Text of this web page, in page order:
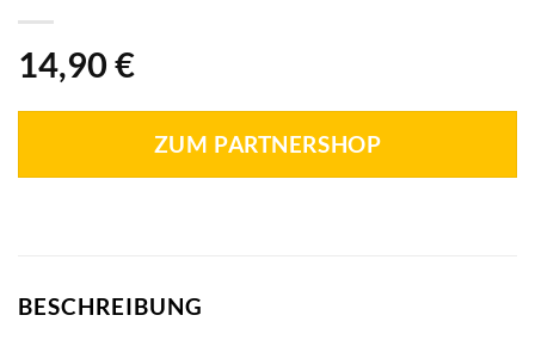
14,90 €
ZUM PARTNERSHOP
BESCHREIBUNG